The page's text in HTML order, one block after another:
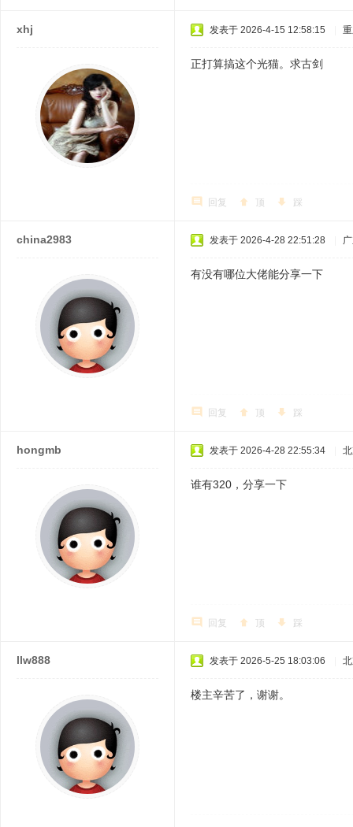
xhj 发表于 2026-4-15 12:58:15
正打算搞这个光猫。求古剑
回复 顶 踩
china2983 发表于 2026-4-28 22:51:28
有没有哪位大佬能分享一下
回复 顶 踩
hongmb 发表于 2026-4-28 22:55:34
谁有320，分享一下
回复 顶 踩
llw888 发表于 2026-5-25 18:03:06
楼主辛苦了，谢谢。